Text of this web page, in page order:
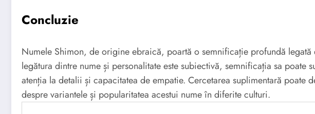
Concluzie
Numele Shimon, de origine ebraică, poartă o semnificație profundă legată
legătura dintre nume și personalitate este subiectivă, semnificația sa poate
atenția la detalii și capacitatea de empatie. Cercetarea suplimentară poate
despre variantele și popularitatea acestui nume în diferite culturi.